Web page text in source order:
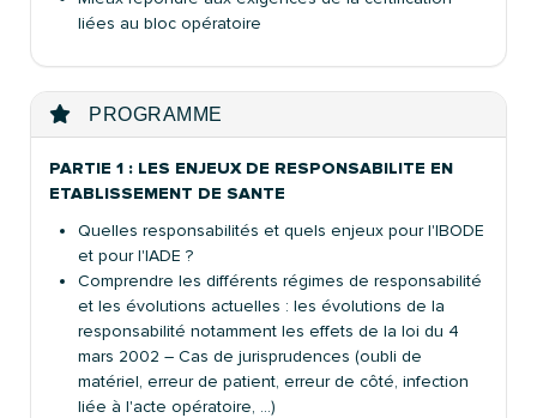
liées au bloc opératoire
PROGRAMME
PARTIE 1 : LES ENJEUX DE RESPONSABILITE EN
ETABLISSEMENT DE SANTE
Quelles responsabilités et quels enjeux pour l'IBODE
et pour l'IADE ?
Comprendre les différents régimes de responsabilité
et les évolutions actuelles : les évolutions de la
responsabilité notamment les effets de la loi du 4
mars 2002 – Cas de jurisprudences (oubli de
matériel, erreur de patient, erreur de côté, infection
liée à l'acte opératoire, …)